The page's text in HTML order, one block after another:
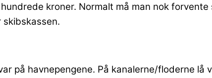
kroner. Normalt må man nok
på havnepengene. På kanalerne/floderne lå